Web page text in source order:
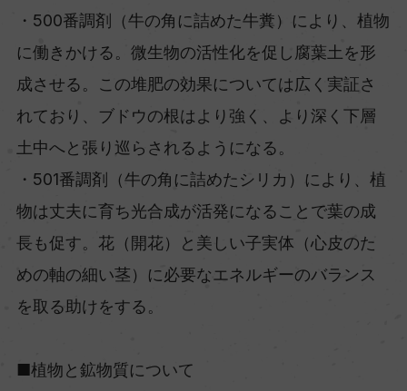
・500番調剤（牛の角に詰めた牛糞）により、植物
に働きかける。微生物の活性化を促し腐葉土を形
成させる。この堆肥の効果については広く実証さ
れており、ブドウの根はより強く、より深く下層
土中へと張り巡らされるようになる。
・501番調剤（牛の角に詰めたシリカ）により、植
物は丈夫に育ち光合成が活発になることで葉の成
長も促す。花（開花）と美しい子実体（心皮のた
めの軸の細い茎）に必要なエネルギーのバランス
を取る助けをする。
■植物と鉱物質について